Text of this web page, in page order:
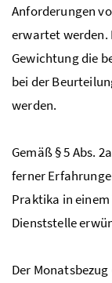
Anforderungen
erwartet werden.
Gewichtung die
bei der
werden.
Gemäß § 5 Abs.
ferner
Praktika in
Dienststelle
Der